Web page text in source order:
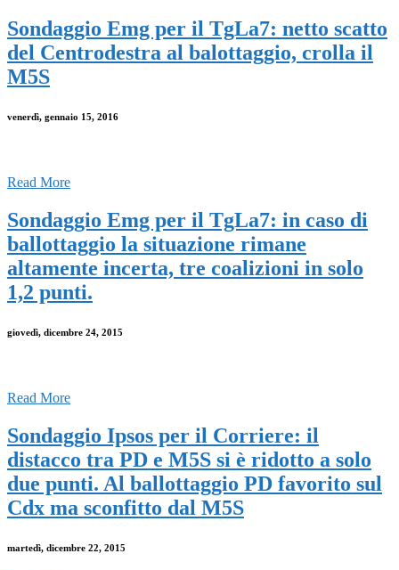
Sondaggio Emg per il TgLa7: netto scatto
del Centrodestra al balottaggio, crolla il
M5S
venerdì, gennaio 15, 2016
Read More
Sondaggio Emg per il TgLa7: in caso di
ballottaggio la situazione rimane
altamente incerta, tre coalizioni in solo
1,2 punti.
giovedì, dicembre 24, 2015
Read More
Sondaggio Ipsos per il Corriere: il
distacco tra PD e M5S si è ridotto a solo
due punti. Al ballottaggio PD favorito sul
Cdx ma sconfitto dal M5S
martedì, dicembre 22, 2015